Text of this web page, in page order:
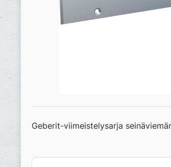
Geberit-viimeistelysarja